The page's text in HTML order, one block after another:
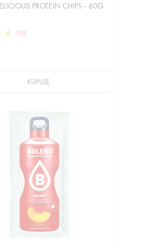
PROTEIN CHIPS - 60G
288
KUPUJĘ